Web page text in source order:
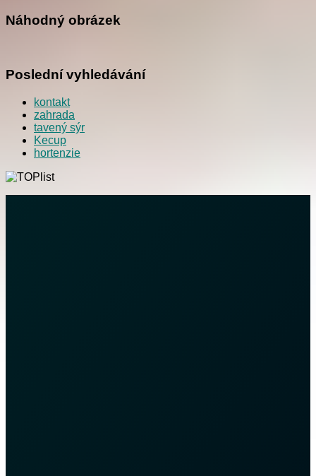
Náhodný obrázek
Poslední vyhledávání
kontakt
zahrada
tavený sýr
Kecup
hortenzie